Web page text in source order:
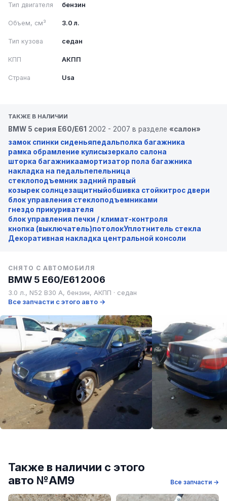
Тип двигателя бензин
Объем, см³ 3.0 л.
Тип кузова седан
КПП АКПП
Страна Usa
ТАКЖЕ В НАЛИЧИИ
BMW 5 серия E60/E61 2002 - 2007 в разделе «салон»
замок спинки сиденьяпедальполка багажника
рамка обрамление кулисызеркало салона
шторка багажникаамортизатор пола багажника
накладка на педальпепельница
стеклоподъемник задний правый
козырек солнцезащитныйобшивка стойкитрос двери
блок управления стеклоподъемниками
гнездо прикуривателя
блок управления печки / климат-контроля
кнопка (выключатель)потолокУплотнитель стекла
Декоративная накладка центральной консоли
СНЯТО С АВТОМОБИЛЯ
BMW 5 E60/E61 2006
3.0 л., N52 B30 A, бензин, АКПП · седан
Все запчасти с этого авто →
Также в наличии с этого
авто №AM9
Все запчасти →